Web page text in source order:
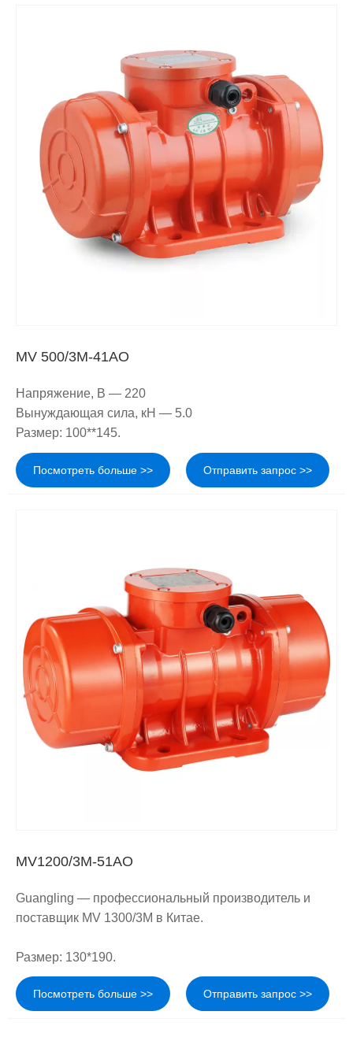
MV 500/3M-41AO
Напряжение, В — 220
Вынуждающая сила, кН — 5.0
Размер: 100**145.
Посмотреть больше >> Отправить запрос >>
MV1200/3M-51AO
Guangling — профессиональный производитель и
поставщик MV 1300/3M в Китае.
Размер: 130*190.
Посмотреть больше >> Отправить запрос >>